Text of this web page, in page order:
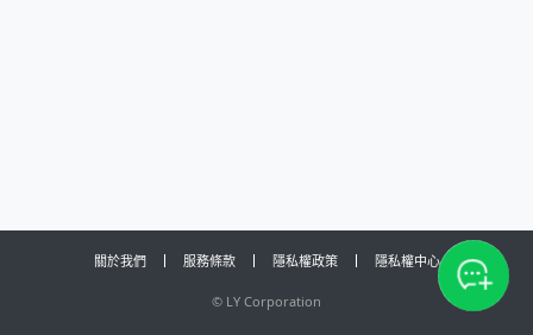
關於我們 服務條款 隱私權政策 隱私權中心
© LY Corporation